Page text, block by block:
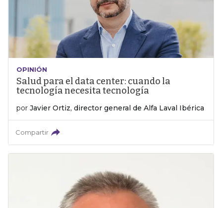
OPINIÓN
Salud para el data center: cuando la
tecnología necesita tecnología
por Javier Ortiz, director general de Alfa Laval Ibérica
Compartir